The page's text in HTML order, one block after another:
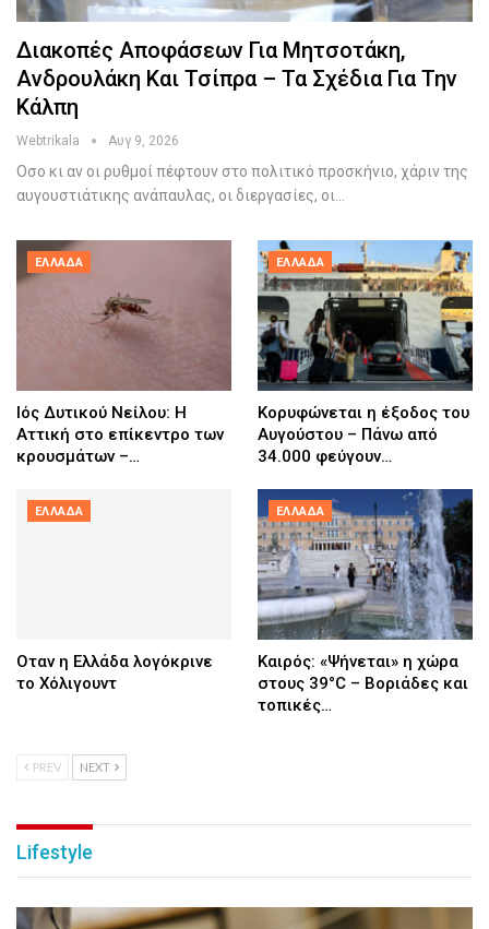
Διακοπές Αποφάσεων Για Μητσοτάκη,
Ανδρουλάκη Και Τσίπρα – Τα Σχέδια Για Την
Κάλπη
Webtrikala Αυγ 9, 2026
Οσο κι αν οι ρυθμοί πέφτουν στο πολιτικό προσκήνιο, χάριν της
αυγουστιάτικης ανάπαυλας, οι διεργασίες, οι…
ΕΛΛΆΔΑ
Ιός Δυτικού Νείλου: Η
Αττική στο επίκεντρο των
κρουσμάτων –…
ΕΛΛΆΔΑ
Κορυφώνεται η έξοδος του
Αυγούστου – Πάνω από
34.000 φεύγουν…
ΕΛΛΆΔΑ
Οταν η Ελλάδα λογόκρινε
το Χόλιγουντ
ΕΛΛΆΔΑ
Καιρός: «Ψήνεται» η χώρα
στους 39°C – Βοριάδες και
τοπικές…
PREV NEXT
Lifestyle